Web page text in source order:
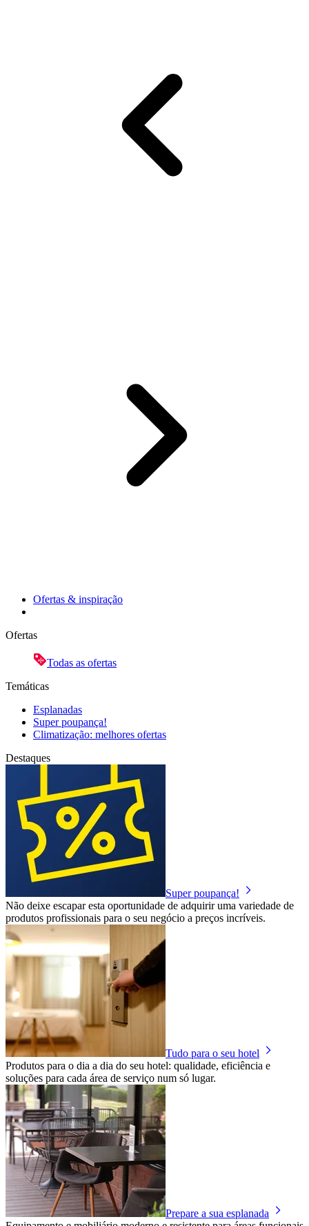
Ofertas & inspiração
Ofertas
Todas as ofertas
Temáticas
Esplanadas
Super poupança!
Climatização: melhores ofertas
Destaques
Super poupança!
Não deixe escapar esta oportunidade de adquirir uma variedade de
produtos profissionais para o seu negócio a preços incríveis.
Tudo para o seu hotel
Produtos para o dia a dia do seu hotel: qualidade, eficiência e
soluções para cada área de serviço num só lugar.
Prepare a sua esplanada